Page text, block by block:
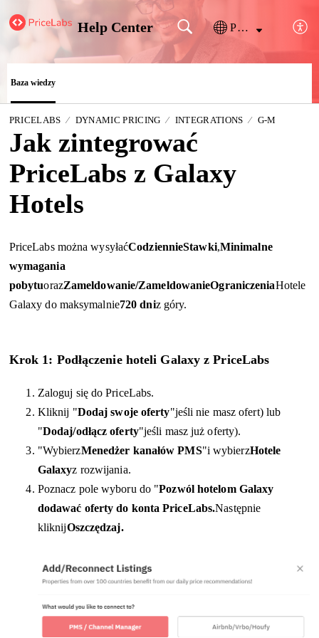
Help Center Polski
Baza wiedzy
PRICELABS DYNAMIC PRICING INTEGRATIONS G-M
Jak zintegrować
PriceLabs z Galaxy
Hotels
PriceLabs można wysyłaćCodziennieStawki,Minimalne
wymagania
pobytuorazZameldowanie/ZameldowanieOgraniczeniaHotele
Galaxy do maksymalnie720 dniz góry.
Krok 1: Podłączenie hoteli Galaxy z PriceLabs
Zaloguj się do PriceLabs.
Kliknij "Dodaj swoje oferty"jeśli nie masz ofert) lub
"Dodaj/odłącz oferty"jeśli masz już oferty).
"WybierzMenedżer kanałów PMS"i wybierzHotele
Galaxyz rozwijania.
Poznacz pole wyboru do "Pozwól hotelom Galaxy
dodawać oferty do konta PriceLabs.Następnie
kliknijOszczędzaj.